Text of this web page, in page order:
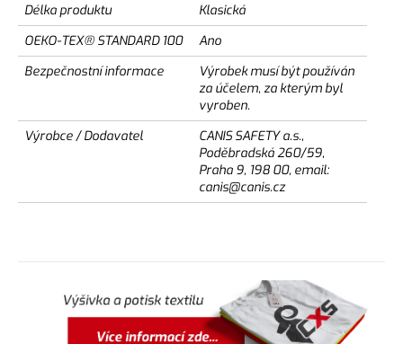
Délka produktu
Klasická
OEKO-TEX® STANDARD 100
Ano
Bezpečnostní informace
Výrobek musí být používán
za účelem, za kterým byl
vyroben.
Výrobce / Dodavatel
CANIS SAFETY a.s.,
Poděbradská 260/59,
Praha 9, 198 00, email:
canis@canis.cz